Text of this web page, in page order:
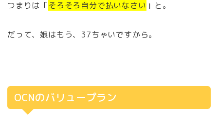
つまりは「そろそろ自分で払いなさい 」と。
だって、娘はもう、37ちゃいですから。
OCNのバリュープラン